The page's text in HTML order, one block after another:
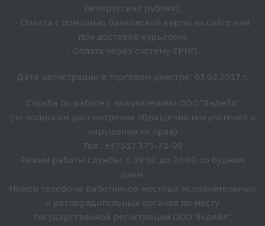
белорусских рублях);
- Оплата с помощью банковской карты на сайте или
при доставке курьером;
- Оплата через систему ЕРИП.
Дата регистрации в торговом реестре: 03.02.2017 г.
Служба по работе с покупателями ООО "Яндейл"
(по вопросам рассмотрения обращений покупателей о
нарушении их прав)
Тел.: +37517 375-71-90
Режим работы службы: с 09:00 до 20:00 по будним
дням.
Номер телефона работников местных исполнительных
и распорядительных органов по месту
государственной регистрации ООО"Яндейл",